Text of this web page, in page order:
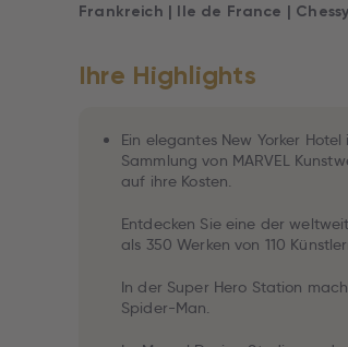
Frankreich | Ile de France | Chessy
Ihre Highlights
Ein elegantes New Yorker
Sammlung von MARVEL
auf ihre Kosten.
Entdecken Sie eine der
als 350 Werken von 110
In der Super Hero Station
Spider-Man.